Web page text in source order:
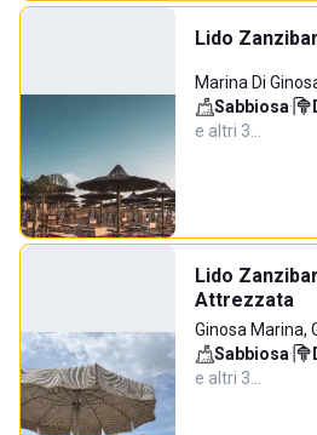
Lido Zanzibar
Marina Di
Sabbiosa·
e altri 3…
Lido
Attrezzata
Ginosa Marina,
Sabbiosa·
e altri 3…